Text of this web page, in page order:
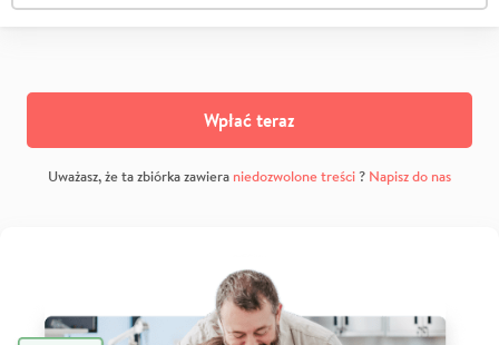
Wpłać teraz
Uważasz, że ta zbiórka zawiera niedozwolone treści? Napisz do nas